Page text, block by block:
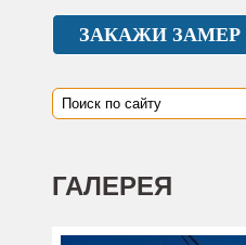
ЗАКАЖИ ЗАМЕР
ГАЛЕРЕЯ